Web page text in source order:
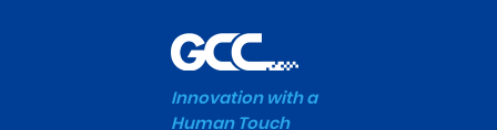
Innovation with a
Human Touch